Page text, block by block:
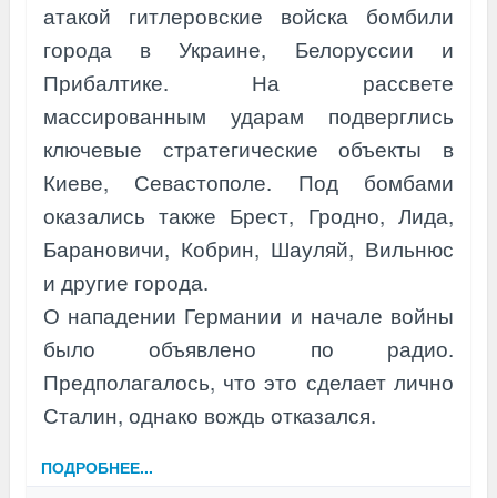
атакой гитлеровские войска бомбили
города в Украине, Белоруссии и
Прибалтике. На рассвете
массированным ударам подверглись
ключевые стратегические объекты в
Киеве, Севастополе. Под бомбами
оказались также Брест, Гродно, Лида,
Барановичи, Кобрин, Шауляй, Вильнюс
и другие города.
О нападении Германии и начале войны
было объявлено по радио.
Предполагалось, что это сделает лично
Сталин, однако вождь отказался.
ПОДРОБНЕЕ...